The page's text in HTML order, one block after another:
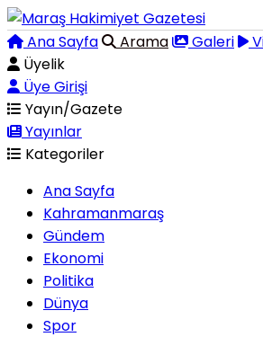
Ana Sayfa Arama Galeri
Üyelik
Üye Girişi
Yayın/Gazete
Yayınlar
Kategoriler
Ana Sayfa
Kahramanmaraş
Gündem
Ekonomi
Politika
Dünya
Spor